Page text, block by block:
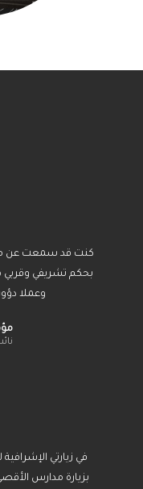
كنت قد سمعت عن
بحكم تشريفي
وعملا
في زيارتي
بزيارة مدارس